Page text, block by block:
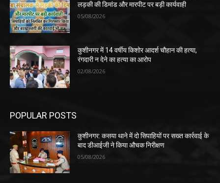
लड़की की डिमांड और मारपीट पर बड़ी कार्यवाही
05/08/2026
कुशीनगर में 14 वर्षीय किशोर आदर्श चौहान की हत्या,
रंगदारी न देने का हत्या का आरोप
02/08/2026
POPULAR POSTS
कुशीनगर: कसया थाने में दो सिपाहियों पर सख्त कार्रवाई के
बाद डीआईजी ने किया औचक निरीक्षण
05/08/2026